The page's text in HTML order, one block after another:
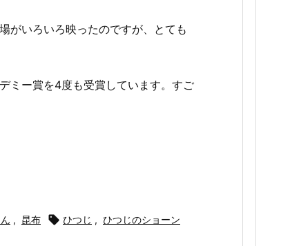
がいろいろ映ったのですが、とても
ミー賞を4度も受賞しています。すご
, 昆布  ひつじ , ひつじのショーン